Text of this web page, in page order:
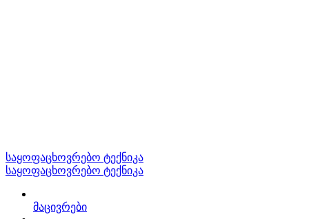
საყოფაცხოვრებო ტექნიკა
საყოფაცხოვრებო ტექნიკა
მაცივრები